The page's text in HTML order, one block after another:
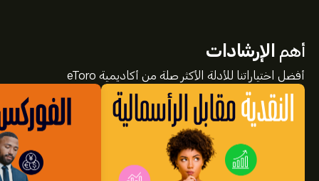
أهم الإرشادات
أفضل اختياراتنا للأدلة الأكثر صلة من أكاديمية eToro